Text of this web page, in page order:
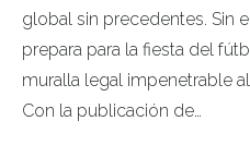
global sin precedentes. Sin
prepara para la fiesta del
muralla legal impenetrable
Con la publicación de…